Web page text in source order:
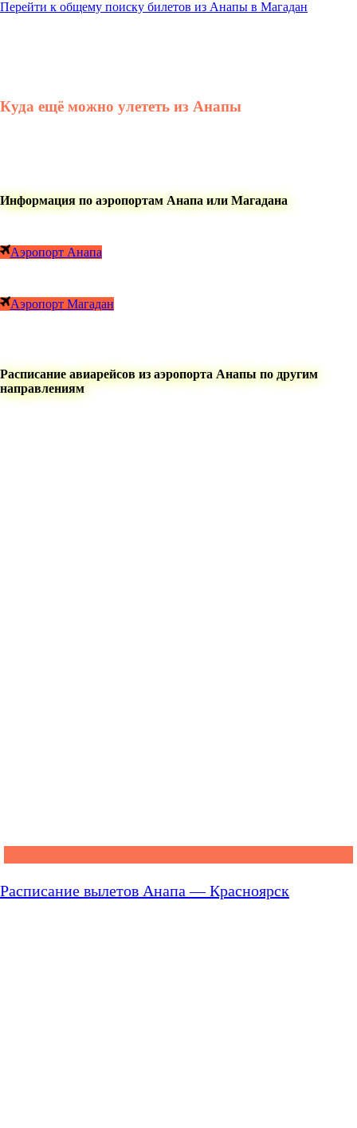
Перейти к общему поиску билетов из Анапы в Магадан
Куда ещё можно улететь из Анапы
Информация по аэропортам Анапа или Магадана
Аэропорт Анапа
Аэропорт Магадан
Расписание авиарейсов из аэропорта Анапы по другим
направлениям
Расписание вылетов Анапа — Красноярск